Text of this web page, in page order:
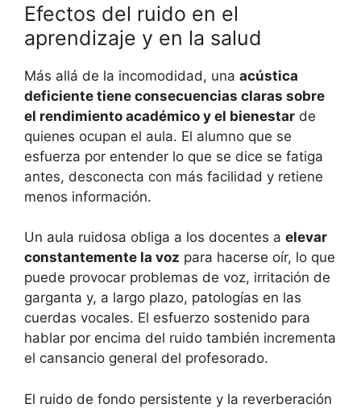
Efectos del ruido en el
aprendizaje y en la salud
Más allá de la incomodidad, una acústica
deficiente tiene consecuencias claras sobre
el rendimiento académico y el bienestar de
quienes ocupan el aula. El alumno que se
esfuerza por entender lo que se dice se fatiga
antes, desconecta con más facilidad y retiene
menos información.
Un aula ruidosa obliga a los docentes a elevar
constantemente la voz para hacerse oír, lo que
puede provocar problemas de voz, irritación de
garganta y, a largo plazo, patologías en las
cuerdas vocales. El esfuerzo sostenido para
hablar por encima del ruido también incrementa
el cansancio general del profesorado.
El ruido de fondo persistente y la reverberación